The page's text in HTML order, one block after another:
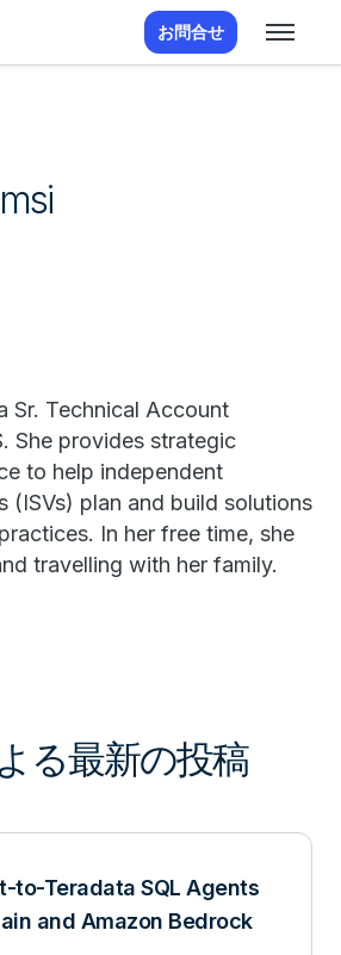
お問合せ
Sr. Technical Account
She provides strategic
to help independent
(ISVs) plan and build solutions
In her free time, she
travelling with her family.
る最新の投稿
to-Teradata SQL Agents
and Amazon Bedrock